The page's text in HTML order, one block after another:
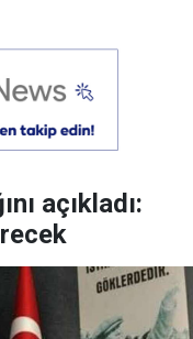
açıkladı: